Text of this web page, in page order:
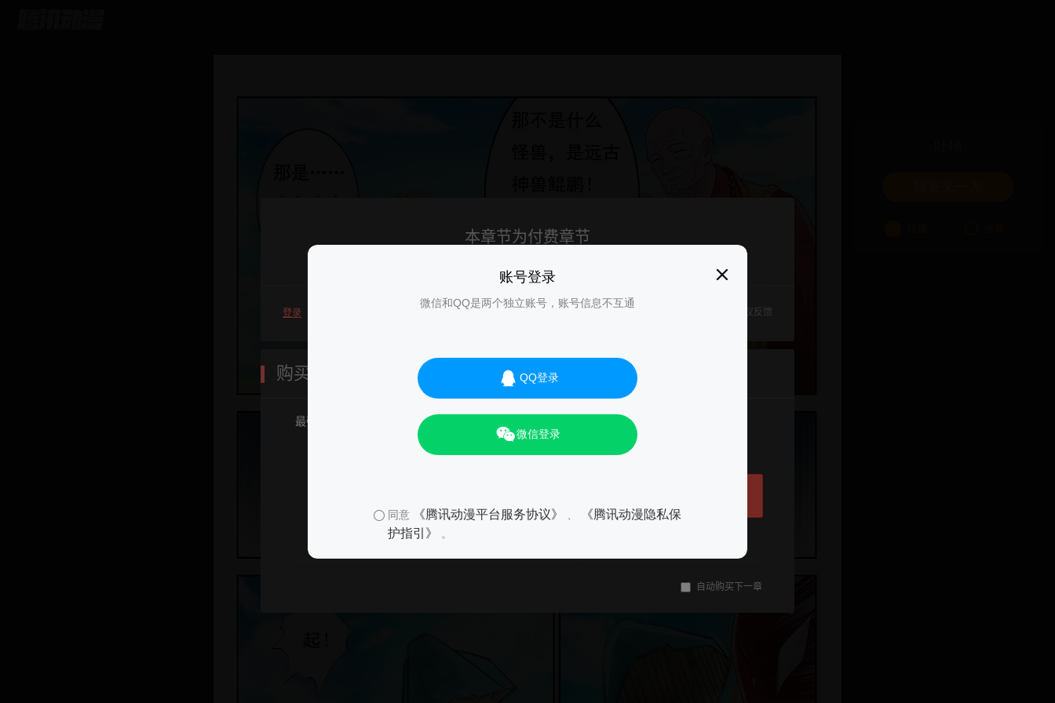
账号登录
微信和QQ是两个独立账号，账号信息不互通
QQ登录
微信登录
同意 《腾讯动漫平台服务协议》
《腾讯动漫隐私保
护指引》
。